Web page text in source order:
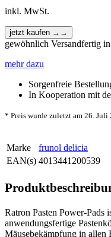
inkl. MwSt.
gewöhnlich Versandfertig
mehr dazu
Sorgenfreie
In Kooperation mit
* Preis wurde zuletzt am 26.
Marke
frunol delicia
EAN(s) 4013441200539
Ratron Pasten Power-Pads
anwendungsfertige
Mäusebekämpfung in allen